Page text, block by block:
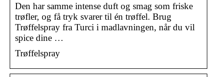
Den har samme intense duft og smag som friske
trøfler, og få tryk svarer til én trøffel. Brug
Trøffelspray fra Turci i madlavningen, når du vil
spice dine …
Trøffelspray